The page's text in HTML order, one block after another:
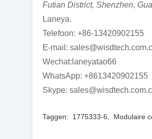
Futian District, Shenzhen,
Laneya.
Telefoon: +86-13420902155
E-mail:
Wechat:laneyatao66
WhatsApp: +8613420902155
Skype:
Taggen: 1775333-6, Modulaire